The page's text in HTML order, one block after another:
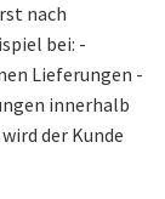
nach
bei: -
Lieferungen -
innerhalb
der Kunde